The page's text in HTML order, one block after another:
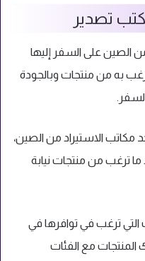
الصين على السفر إليها
به من منتجات وبالجودة
مكاتب الاستيراد من الصين،
ترغب من منتجات نيابة
ترغب في توافرها في
المنتجات مع الفئات